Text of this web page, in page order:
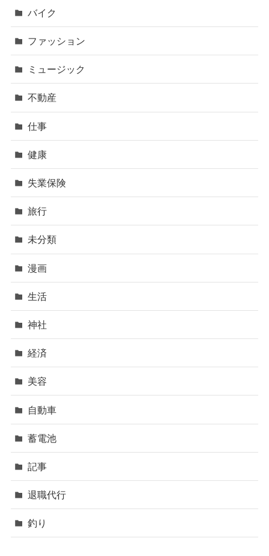
バイク
ファッション
ミュージック
不動産
仕事
健康
失業保険
旅行
未分類
漫画
生活
神社
経済
美容
自動車
蓄電池
記事
退職代行
釣り